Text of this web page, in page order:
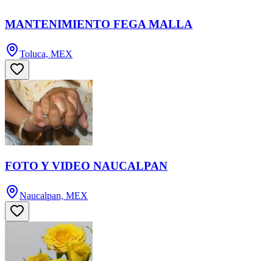
MANTENIMIENTO FEGA MALLA
Toluca, MEX
FOTO Y VIDEO NAUCALPAN
Naucalpan, MEX